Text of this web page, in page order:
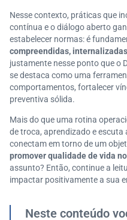
Nesse contexto, práticas que
contínua e o diálogo aberto
estabelecer normas: é
compreendidas,
justamente nesse ponto que o
se destaca como uma
comportamentos, fortalecer
preventiva sólida.
Mais do que uma rotina
de troca, aprendizado e escuta
conectam em torno de um
promover qualidade de vida
assunto? Então, continue a
impactar positivamente a sua
Neste conteúdo